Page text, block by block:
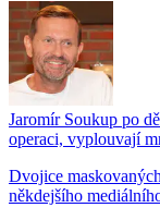
Jaromír Soukup po
operaci, vyplouvají
Dvojice
někdejšího